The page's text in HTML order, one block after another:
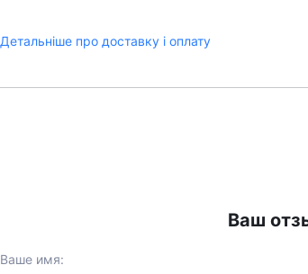
Детальніше про доставку і оплату
Ваш
Ваше имя: